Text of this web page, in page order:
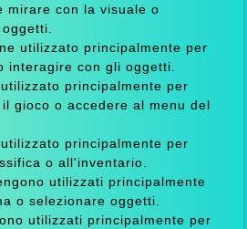
mirare con la visuale o
utilizzato principalmente per
interagire con gli oggetti.
principalmente per
gioco o accedere al menu del
principalmente per
o all'inventario.
utilizzati principalmente
o selezionare oggetti.
utilizzati principalmente per